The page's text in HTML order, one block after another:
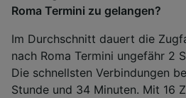
Roma Termini zu gelangen?
Im Durchschnitt dauert die
nach Roma Termini ungefähr 2
Die schnellsten Verbindungen
Stunde und 34 Minuten. Mit 16